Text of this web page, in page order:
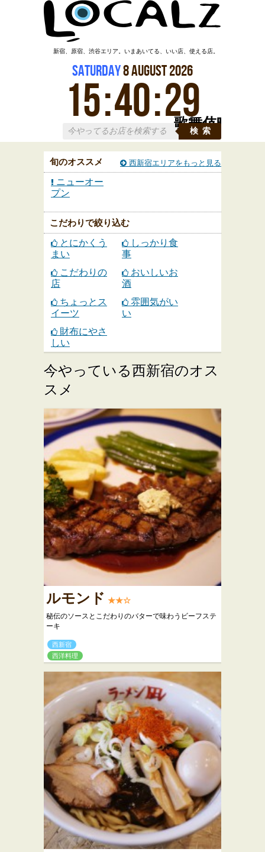
歌舞伎町
新宿、原宿、渋谷エリア。いまあいてる、いい店、使える店。
Saturday8August2026
15:40:30
検索
旬のオススメ
ニューオー
プン
こだわりで絞り込む
とにかくう
まい
しっかり食
事
こだわりの
店
おいしいお
酒
ちょっとス
イーツ
雰囲気がい
い
財布にやさ
しい
今やっている西新宿のオス
スメ
西新宿エリアをもっと見る
ルモンド ★★☆
秘伝のソースとこだわりのバターで味わうビーフステ
ーキ
西新宿
西洋料理